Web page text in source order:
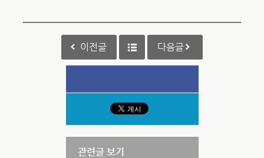
이전글 다음글
관련글 보기